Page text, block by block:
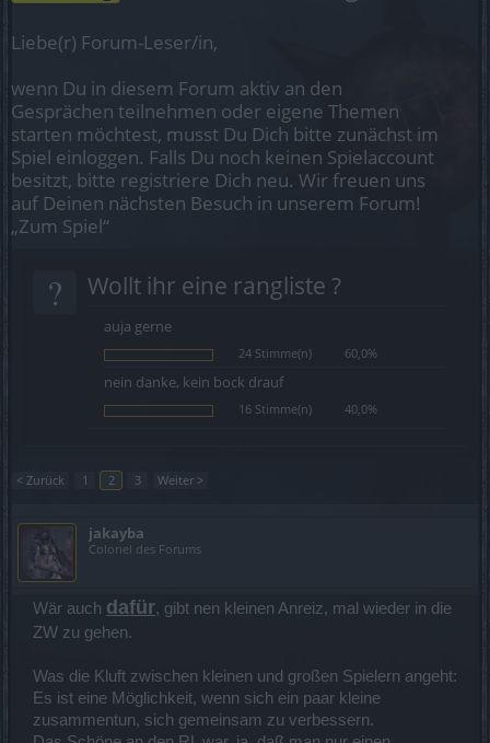
Liebe(r) Forum-Leser/in,
wenn Du in diesem Forum aktiv an den
Gesprächen teilnehmen oder eigene Themen
starten möchtest, musst Du Dich bitte zunächst im
Spiel einloggen. Falls Du noch keinen Spielaccount
besitzt, bitte registriere Dich neu. Wir freuen uns
auf Deinen nächsten Besuch in unserem Forum!
„Zum Spiel“
? Wollt ihr eine rangliste ?
auja gerne
24 Stimme(n) 60,0%
nein danke, kein bock drauf
16 Stimme(n) 40,0%
< Zurück 1 2 3 Weiter >
jakayba
Colonel des Forums
Wär auch dafür, gibt nen kleinen Anreiz, mal wieder in die
ZW zu gehen.
Was die Kluft zwischen kleinen und großen Spielern angeht:
Es ist eine Möglichkeit, wenn sich ein paar kleine
zusammentun, sich gemeinsam zu verbessern.